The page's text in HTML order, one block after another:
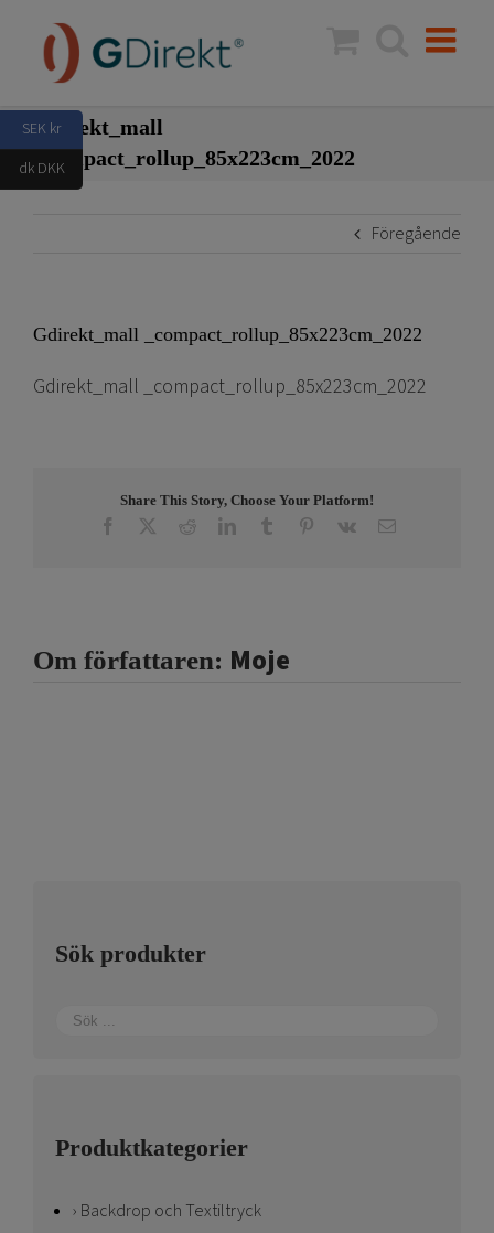
innehållet
Gdirekt_mall
_compact_rollup_85x223cm_2022
Föregående
Gdirekt_mall _compact_rollup_85x223cm_2022
Gdirekt_mall _compact_rollup_85x223cm_2022
Share This Story, Choose Your Platform!
Facebook RedditLinkedInTumblr Pinterest
Vk E-
Om författaren: Moje
Sök produkter
Produktkategorier
Backdrop och Textiltryck
SEK kr
dk DKK